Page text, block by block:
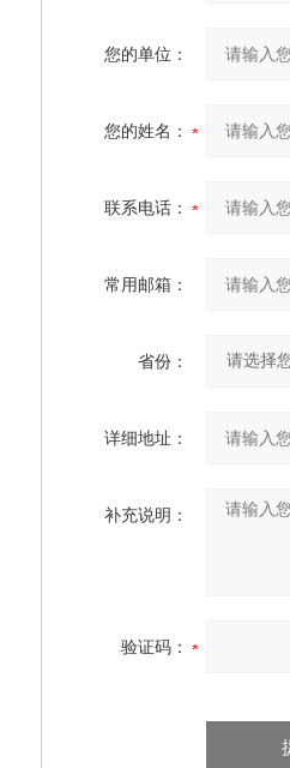
您的单位：
您的姓名：
联系电话：
常用邮箱：
省份：
详细地址：
补充说明：
验证码：